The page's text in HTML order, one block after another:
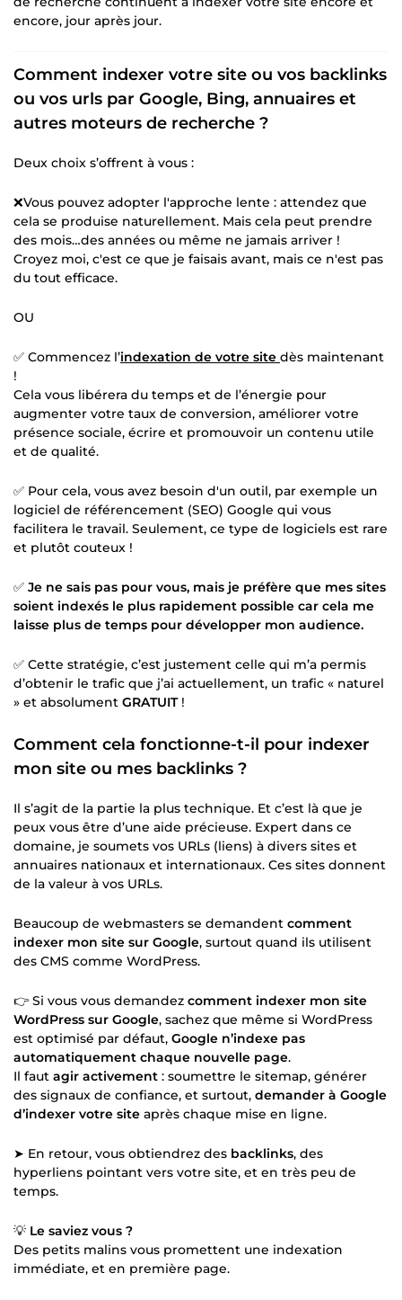
encore, jour après jour.
Comment indexer votre site ou vos backlinks
ou vos urls par Google, Bing, annuaires et
autres moteurs de recherche ?
Deux choix s’offrent à vous :
❌Vous pouvez adopter l'approche lente : attendez que
cela se produise naturellement. Mais cela peut prendre
des mois…des années ou même ne jamais arriver !
Croyez moi, c'est ce que je faisais avant, mais ce n'est pas
du tout efficace.
OU
✅ Commencez l’indexation de votre site dès maintenant
!
Cela vous libérera du temps et de l’énergie pour
augmenter votre taux de conversion, améliorer votre
présence sociale, écrire et promouvoir un contenu utile
et de qualité.
✅ Pour cela, vous avez besoin d'un outil, par exemple un
logiciel de référencement (SEO) Google qui vous
facilitera le travail. Seulement, ce type de logiciels est rare
et plutôt couteux !
✅ Je ne sais pas pour vous, mais je préfère que mes sites
soient indexés le plus rapidement possible car cela me
laisse plus de temps pour développer mon audience.
✅ Cette stratégie, c’est justement celle qui m’a permis
d’obtenir le trafic que j’ai actuellement, un trafic « naturel
» et absolument GRATUIT!
Comment cela fonctionne-t-il pour indexer
mon site ou mes backlinks ?
Il s’agit de la partie la plus technique. Et c’est là que je
peux vous être d’une aide précieuse. Expert dans ce
domaine, je soumets vos URLs (liens) à divers sites et
annuaires nationaux et internationaux. Ces sites donnent
de la valeur à vos URLs.
Beaucoup de webmasters se demandent comment
indexer mon site sur Google, surtout quand ils utilisent
des CMS comme WordPress.
👉 Si vous vous demandez comment indexer mon site
WordPress sur Google, sachez que même si WordPress
est optimisé par défaut, Google n’indexe pas
automatiquement chaque nouvelle page.
Il faut agir activement : soumettre le sitemap, générer
des signaux de confiance, et surtout, demander à Google
d’indexer votre site après chaque mise en ligne.
➤ En retour, vous obtiendrez des backlinks, des
hyperliens pointant vers votre site, et en très peu de
temps.
💡 Le saviez vous ?
Des petits malins vous promettent une indexation
immédiate, et en première page.